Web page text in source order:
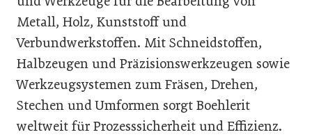
Metall, Holz, Kunststoff und
Verbundwerkstoffen. Mit Schneidstoffen,
Halbzeugen und Präzisionswerkzeugen sowie
Werkzeugsystemen zum Fräsen, Drehen,
Stechen und Umformen sorgt Boehlerit
weltweit für Prozesssicherheit und Effizienz.